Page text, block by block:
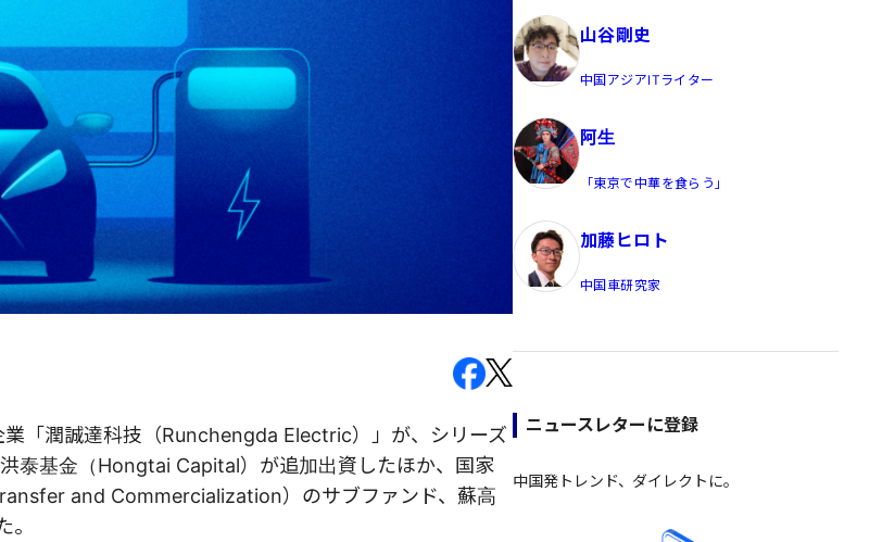
「潤誠達科技（Runchengda Electric）」が、シリーズ
泰基金（Hongtai Capital）が追加出資したほか、国家
and Commercialization）のサブファンド、蘇高
山谷剛史
中国アジアITライター
阿生
「東京で中華を食らう」
加藤ヒロト
中国車研究家
ニュースレターに登録
中国発トレンド、ダイレクトに。